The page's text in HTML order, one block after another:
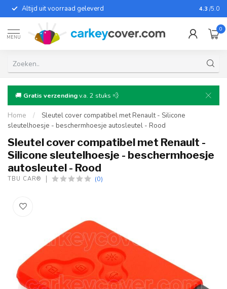
Altijd uit voorraad geleverd Voor
4.3 /5.0
MENU
0
🚚 Gratis verzendingv.a. 2 stuks 💨
Home /
Sleutel cover compatibel met Renault - Silicone
sleutelhoesje - beschermhoesje autosleutel - Rood
Sleutel cover compatibel met Renault -
Silicone sleutelhoesje - beschermhoesje
autosleutel - Rood
TBU CAR® (0)